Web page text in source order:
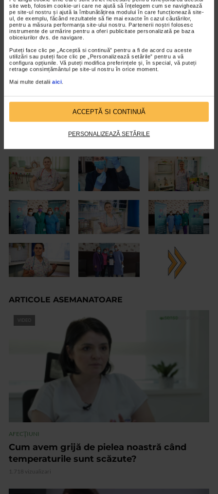
site web, folosim cookie-uri care ne ajută să înțelegem cum se navighează
pe site-ul nostru și ajută la îmbunătățirea modului în care funcționează site-
ul, de exemplu, făcând rezultatele să fie mai exacte în cazul căutărilor,
pentru a măsura performanța site-ului nostru. Partenerii noștri folosesc
instrumente de urmărire pentru a oferi publicitate personalizată pe baza
obiceiurilor dvs. de navigare.
Puteți face clic pe „Acceptă si continuă” pentru a fi de acord cu aceste
utilizări sau puteți face clic pe „Personalizează setările” pentru a vă
configura opțiunile. Vă puteți modifica preferințele și, în special, vă puteți
retrage consimțământul pe site-ul nostru în orice moment.
Mai multe detalii aici.
ACCEPTĂ SI CONTINUĂ
PERSONALIZEAZĂ SETĂRILE
era un post liber; de fapt, rămăseseră fără medic de trei ani de zile.
Aşa cum am făcut de fiecare dată când am ales un loc, am spus
imediat: vreau să merg la Buneşti! Deşi prietenii, rudele, colegii, mi-
au spus că puteam să aleg un post mai aproape de Braşov sau chiar
în oraș! Se repeta momentul alegerii dintre Iaşi şi Cluj, iar eu am
ales acea localitate care m-a atras ca o magie”.
Realizatori: Oana Georgescu, Alexandra Tîrpea, Florin Prodana
Operator imagine: Silviu Crângureanu
Editor imagine: Stanislav Pescu
ARTICOLE ASEMANATOARE
VIDEO
AFECŢIUNI
Cum avem grijă de pielea noastră când
temperaturile sunt scăzute?
1.718 vizualizari